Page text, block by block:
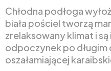
Chłodna podłoga
biała pościel tworzą
zrelaksowany klimat i
odpoczynek po długim
oszałamiającej